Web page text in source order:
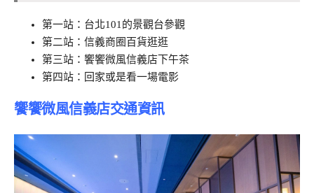
第一站：台北101的景觀台參觀
第二站：信義商圈百貨逛逛
第三站：饗饗微風信義店下午茶
第四站：回家或是看一場電影
饗饗微風信義店交通資訊